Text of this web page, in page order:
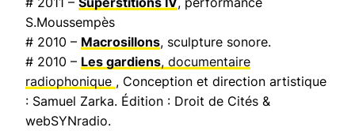
S.Moussempès
# 2010 – Macrosillons, sculpture sonore.
# 2010 – Les gardiens, documentaire
radiophonique , Conception et direction artistique
: Samuel Zarka. Édition : Droit de Cités &
webSYNradio.